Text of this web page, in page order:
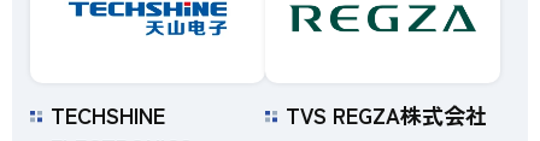
TECHSHINE
TVS REGZA株式会社